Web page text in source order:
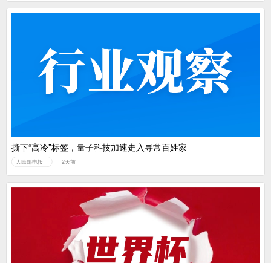
撕下“高冷”标签，量子科技加速走入寻常百姓家
人民邮电报 2天前